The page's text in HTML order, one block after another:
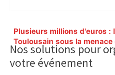
Plusieurs millions d'euros :
Toulousain sous la menace
amende record pour des
règlement du salary-cap –
Primary
Sidebar
Nos solutions pour
votre événement